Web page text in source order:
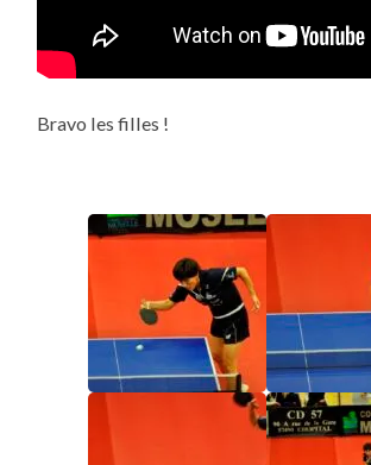
Bravo les filles !